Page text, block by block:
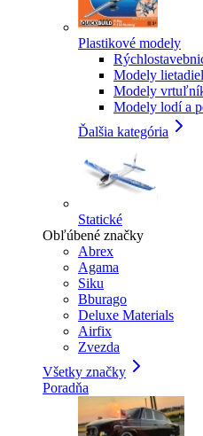
Plastikové modely
Modely lietadiel
Modely
Modely lodí a
Ďalšia kategória
Statické
Obľúbené značky
Abrex
Agama
Siku
Bburago
Deluxe Materials
Airfix
Zvezda
Všetky značky
Poradňa